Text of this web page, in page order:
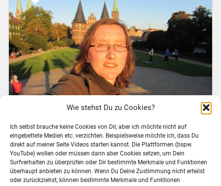
Wie stehst Du zu Cookies?
Ich selbst brauche keine Cookies von Dir, aber ich möchte nicht auf
eingebettete Medien etc. verzichten. Beispielsweise möchte ich, dass Du
direkt auf meiner Seite Videos starten kannst. Die Plattformen (bspw.
YouTube) wollen oder müssen dann aber Cookies setzen, um Dein
Surfverhalten zu überprüfen oder Dir bestimmte Merkmale und Funktionen
überhaupt anbieten zu können. Wenn Du Deine Zustimmung nicht erteilst
oder zurückziehst, können bestimmte Merkmale und Funktionen
In den letzten Wochen war es ganz schön spannend
bei mir, nun habe ich die Zusage (ich hoffe mal, dass
alle Gleichstellungspersonalratsirgendwasgremien
entsprechend zustimmen, laut Aussage der